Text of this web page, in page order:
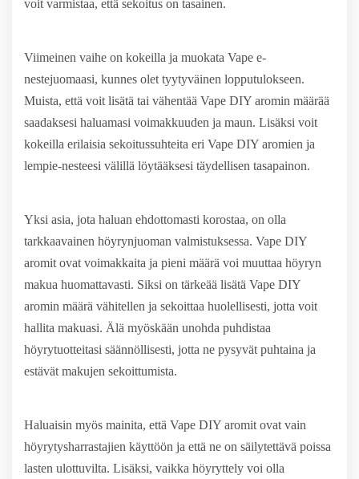
voit varmistaa, että sekoitus on tasainen.
Viimeinen vaihe on kokeilla ja muokata Vape e-
nestejuomaasi, kunnes olet tyytyväinen lopputulokseen.
Muista, että voit lisätä tai vähentää Vape DIY aromin määrää
saadaksesi haluamasi voimakkuuden ja maun. Lisäksi voit
kokeilla erilaisia ​​sekoitussuhteita eri Vape DIY aromien ja
lempie-nesteesi välillä löytääksesi täydellisen tasapainon.
Yksi asia, jota haluan ehdottomasti korostaa, on olla
tarkkaavainen höyrynjuoman valmistuksessa. Vape DIY
aromit ovat voimakkaita ja pieni määrä voi muuttaa höyryn
makua huomattavasti. Siksi on tärkeää lisätä Vape DIY
aromin määrä vähitellen ja sekoittaa huolellisesti, jotta voit
hallita makuasi. Älä myöskään unohda puhdistaa
höyrytuotteitasi säännöllisesti, jotta ne pysyvät puhtaina ja
estävät makujen sekoittumista.
Haluaisin myös mainita, että Vape DIY aromit ovat vain
höyrytysharrastajien käyttöön ja että ne on säilytettävä poissa
lasten ulottuvilta. Lisäksi, vaikka höyryttely voi olla